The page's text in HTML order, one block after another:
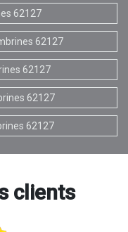
62127
62127
62127
62127
62127
clients